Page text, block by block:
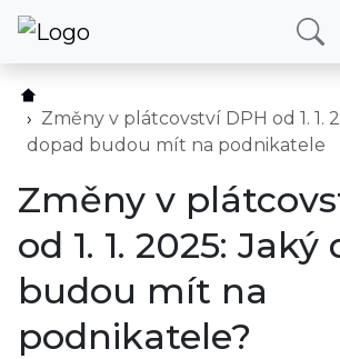
Služby
Země
O nás
Blog
Kontakt
Změny v plátcovství DPH od 1. 1.
dopad budou mít na podnikatele
Změny v
od 1. 1. 2025:
budou mít na
podnikatele?